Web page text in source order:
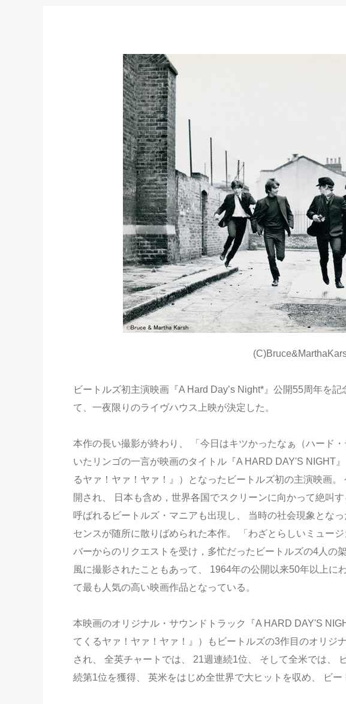
ビートルズ初主演映画『A Hard Day’s Night*』公開55周年を
て、一夜限りのライヴハウス上映が決定した。
本作の長い撮影が終わり、 「今日はキツかったなぁ（ハード
いたリンゴの一言が映画のタイトル『A HARD DAY'S NIGHT
るヤァ！ヤァ！ヤァ！』）となったビートルズ初の主演映画
開され、 日本も含め，世界各国でスクリーンに向かって絶叫
呼ばれるビートルズ・マニアも出現し、 当時の社会現象とな
センスが随所に散りばめられた本作。 「わざとらしいミュー
バーからのリクエストを受け，多忙だったビートルズの4人の
風に撮影されたこともあって、 1964年の公開以来50年以上に
て最も人気の高い映画作品となっている。
本映画のオリジナル・サウンドトラック『A HARD DAY'S
てくるヤァ！ヤァ！ヤァ！』）もビートルズの3作目のオリジ
され、 全英チャートでは、 21週連続1位、 そして全米では、
続第1位を獲得、 英米をはじめ全世界で大ヒットを収め、 ビー